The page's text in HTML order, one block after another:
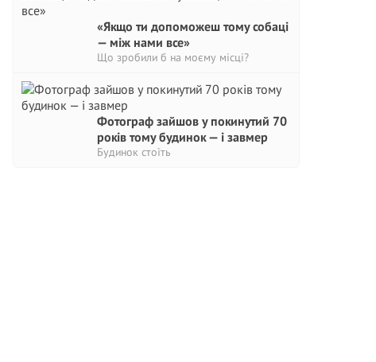
«Якщо ти допоможеш тому собаці
— між нами все»
Що зробили б на моєму місці?
Фотограф зайшов у покинутий 70
років тому будинок — і завмер
Будинок стоїть